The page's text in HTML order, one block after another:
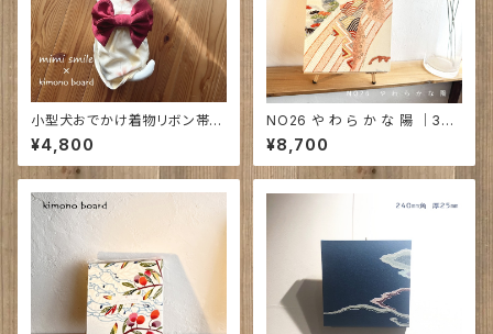
小型犬おでかけ着物リボン帯付
｜ あわいろ｜（フーケは別売り）
¥4,800
NO26 や わ ら か な 陽 ｜370
㎜×230㎜×35㎜
¥8,700